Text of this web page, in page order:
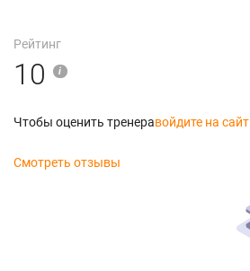
Рейтинг
10 i
Чтобы оценить тренеравойдите на сайт
Смотреть отзывы